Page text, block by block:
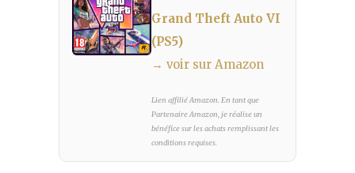
Grand Theft Auto VI
(PS5)
→ voir sur Amazon
Lien affilié Amazon. En tant que
Partenaire Amazon, je réalise un
bénéfice sur les achats remplissant les
conditions requises.